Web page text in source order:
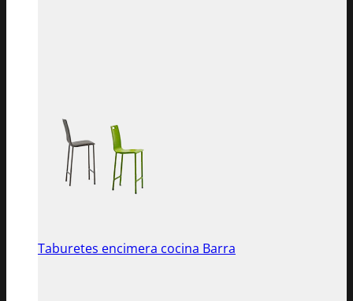
Taburetes encimera cocina Barra